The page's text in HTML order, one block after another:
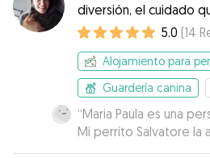
diversión, el cuidado
❤️
5.0 (14
Alojamiento para
Guardería canina
“Maria Paula es una
Mi perrito Salvatore la
recomiendo, super